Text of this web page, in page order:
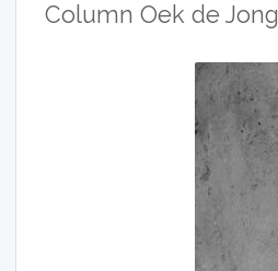
Column Oek de Jong